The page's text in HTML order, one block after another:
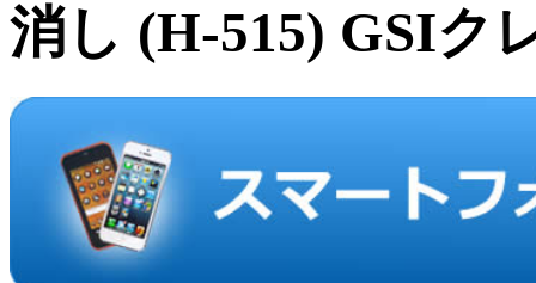
消し (H-515) GSIク